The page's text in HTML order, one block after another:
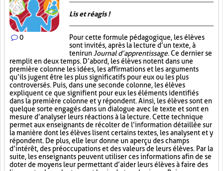
0
Lis et réagis !
Pour cette formule pédagogique, les élèves
sont invités, après la lecture d’un texte, à
tenir un Journal d’apprentissage. Ce dernier se
remplit en deux temps. D’abord, les élèves notent dans une
première colonne les idées, les affirmations et les arguments
qu’ils jugent être les plus significatifs pour eux ou les plus
controversés. Puis, dans une seconde colonne, les élèves
expliquent ce que signifient pour eux les éléments identifiés
dans la première colonne et y répondent. Ainsi, les élèves sont en
quelque sorte engagés dans un dialogue avec le texte et sont en
mesure d’analyser leurs réactions à la lecture. Cette technique
permet aux enseignants de récolter de l’information détaillée sur
la manière dont les élèves lisent certains textes, les analysent et y
répondent. De plus, elle leur donne un aperçu des champs
d’intérêt, des préoccupations et des valeurs de leurs élèves. Par la
suite, les enseignants peuvent utiliser ces informations afin de se
doter de moyens leur permettant d’aider leurs élèves à faire des